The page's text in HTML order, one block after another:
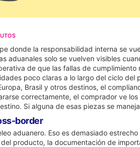
donde la responsabilidad interna se
aduanales solo se vuelven visibles
de que las fallas de
poco claras a lo largo del ciclo del
Brasil y otros destinos, el
correctamente, el comprador ve
Si alguna de esas piezas se
border
aduanero. Eso es demasiado
producto, la documentación de